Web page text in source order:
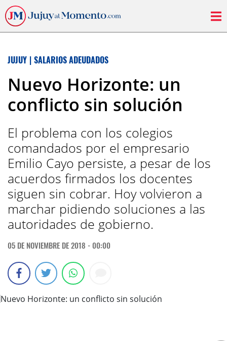
JUJUY | SALARIOS ADEUDADOS
Nuevo Horizonte: un
conflicto sin solución
El problema con los colegios
comandados por el empresario
Emilio Cayo persiste, a pesar de los
acuerdos firmados los docentes
siguen sin cobrar. Hoy volvieron a
marchar pidiendo soluciones a las
autoridades de gobierno.
05 DE NOVIEMBRE DE 2018 - 00:00